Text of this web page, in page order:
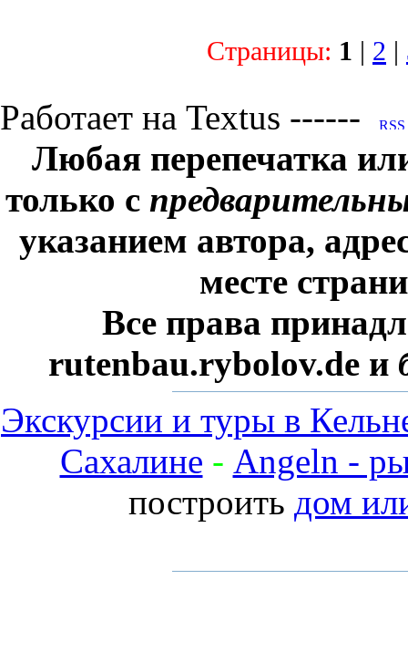
Страницы: 1 | 2 |
Работает на Textus ------
Любая перепечатка
только с
указанием автора,
месте
Все права
rutenbau.rybolov.de и
Экскурсии и туры в
Сахалине - Angeln -
построить дом